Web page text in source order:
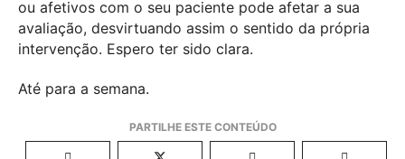
ou afetivos com o seu paciente pode afetar a sua
avaliação, desvirtuando assim o sentido da própria
intervenção. Espero ter sido clara.
Até para a semana.